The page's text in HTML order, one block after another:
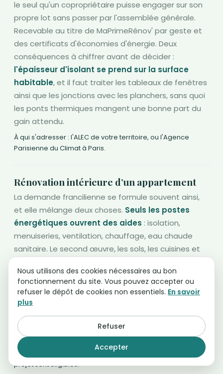
le seul qu'un copropriétaire puisse engager sur son
propre lot sans passer par l'assemblée générale.
Recevable au titre de MaPrimeRénov' par geste et
des certificats d'économies d'énergie. Deux
conséquences à chiffrer avant de décider :
l'épaisseur d'isolant se prend sur la surface
habitable, et il faut traiter les tableaux de fenêtres
ainsi que les jonctions avec les planchers, sans quoi
les ponts thermiques mangent une bonne part du
gain attendu.
À qui s'adresser : l'ALEC de votre territoire, ou l'Agence
Parisienne du Climat à Paris.
Rénovation intérieure d’un appartement
La demande francilienne se formule souvent ainsi,
et elle mélange deux choses. Seuls les postes
énergétiques ouvrent des aides : isolation,
menuiseries, ventilation, chauffage, eau chaude
sanitaire. Le second œuvre, les sols, les cuisines et
soit le montant du devis. Autre point à connaître
avant de démarrer : un geste isolé n'ouvre pas
MaPrimeRénov' Parcours Accompagné, qui suppose
une rénovation d'ampleur etun gain d'au moins
deux classes énergétiques.
À qui s'adresser : l'espace conseil France Rénov' de votre
territoire, qui vérifie gratuitement quels postes de votre
projet sont éligibles.
Nous utilisons des cookies nécessaires au bon
fonctionnement du site. Vous pouvez accepter ou
refuser le dépôt de cookies non essentiels. En savoir
plus
Refuser
Accepter